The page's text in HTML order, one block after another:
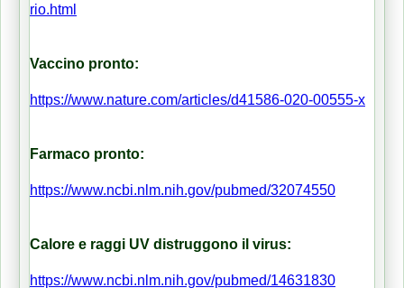
rio.html
Vaccino pronto:
https://www.nature.com/articles/d41586-020-00555-x
Farmaco pronto:
https://www.ncbi.nlm.nih.gov/pubmed/32074550
Calore e raggi UV distruggono il virus:
https://www.ncbi.nlm.nih.gov/pubmed/14631830